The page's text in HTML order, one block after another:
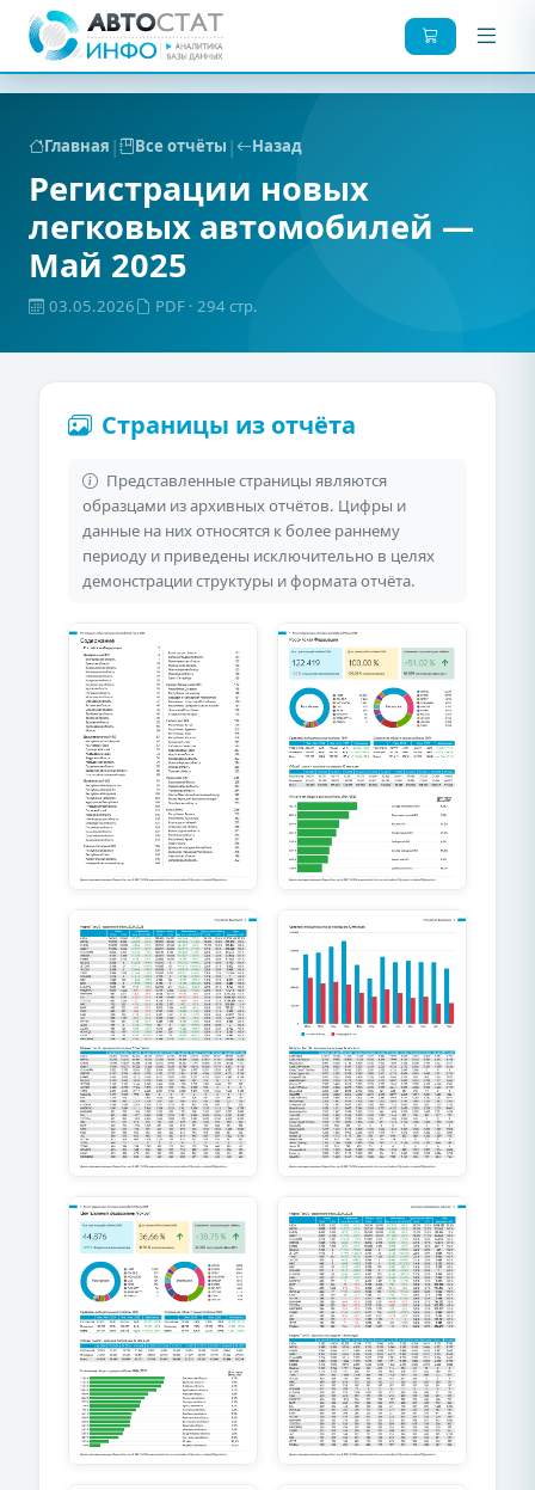
Главная | Все отчёты | Назад
Регистрации новых
легковых автомобилей —
Май 2025
03.05.2026 PDF · 294 стр.
Страницы из отчёта
Представленные страницы являются
образцами из архивных отчётов. Цифры и
данные на них относятся к более раннему
периоду и приведены исключительно в целях
демонстрации структуры и формата отчёта.